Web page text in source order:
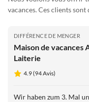
vacances. Ces clients sont
DIFFÉRENCE DE MENGER
Maison de vacances
Laiterie
4.9 (94 Avis)
Wir haben zum 3. Mal